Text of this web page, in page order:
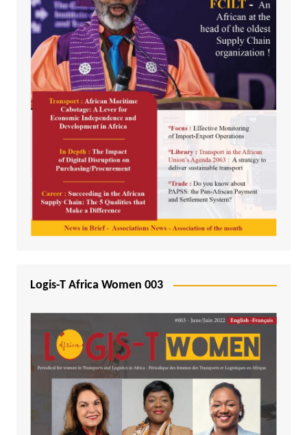
Logis-T Africa Women 003